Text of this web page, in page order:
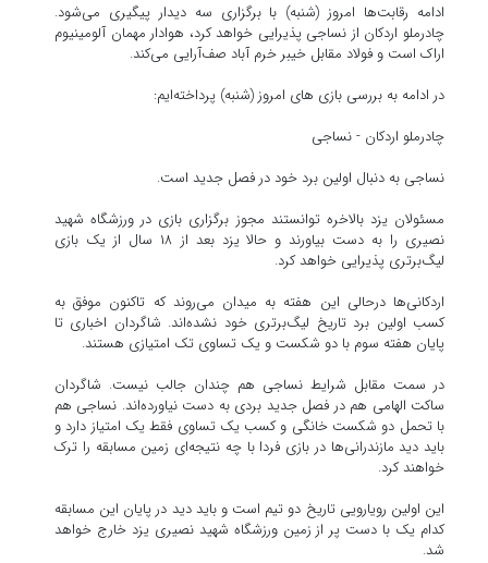
ادامه رقابت‌ها امروز (شنبه) با برگزاری سه دیدار پیگیری می‌شود.
چادرملو اردکان از نساجی پذیرایی خواهد کرد، هوادار مهمان آلومینیوم
اراک است و فولاد مقابل خیبر خرم آباد صف‌آرایی می‌کند.
در ادامه به بررسی بازی های امروز (شنبه) پرداخته‌ایم:
چادرملو اردکان - نساجی
نساجی به دنبال اولین برد خود در فصل جدید است.
مسئولان یزد بالاخره توانستند مجوز برگزاری بازی در ورزشگاه شهید
نصیری را به دست بیاورند و حالا یزد بعد از ۱۸ سال از یک بازی
لیگ‌برتری پذیرایی خواهد کرد.
اردکانی‌ها درحالی این هفته به میدان می‌روند که تاکنون موفق به
کسب اولین برد تاریخ لیگ‌برتری خود نشده‌اند. شاگردان اخباری تا
پایان هفته سوم با دو شکست و یک تساوی تک امتیازی هستند.
در سمت مقابل شرایط نساجی هم چندان جالب نیست. شاگردان
ساکت الهامی هم در فصل جدید بردی به دست نیاورده‌اند. نساجی هم
با تحمل دو شکست خانگی و کسب یک تساوی فقط یک امتیاز دارد و
باید دید مازندرانی‌ها در بازی فردا با چه نتیجه‌ای زمین مسابقه را ترک
خواهند کرد.
این اولین رویارویی تاریخ دو تیم است و باید دید در پایان این مسابقه
کدام یک با دست پر از زمین ورزشگاه شهید نصیری یزد خارج خواهد
شد.